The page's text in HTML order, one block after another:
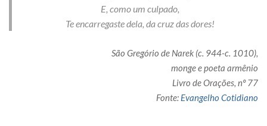
E, como um culpado,
Te encarregaste dela, da cruz das dores!
São Gregório de Narek (c. 944-c. 1010),
monge e poeta armênio
Livro de Orações, nº 77
Fonte: Evangelho Cotidiano